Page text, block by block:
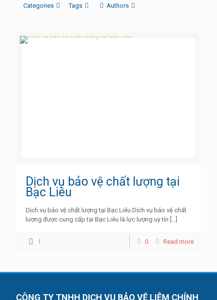
Categories Tags Authors
Dịch vụ bảo vệ chất lượng tại
Bạc Liêu
Dịch vụ bảo vệ chất lượng tại Bạc Liêu Dịch vụ bảo vệ chất
lượng được cung cấp tại Bạc Liêu là lực lượng uy tín […]
1 0 Read more
CÔNG TY TNHH DỊCH VỤ BẢO VỆ LIÊM CHÍNH